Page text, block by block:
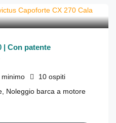
| Con patente
minimo 10 ospiti
Noleggio barca a motore